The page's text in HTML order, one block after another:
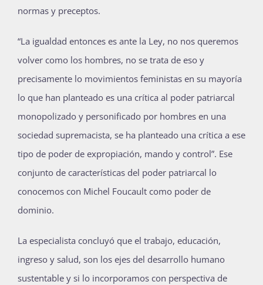
normas y preceptos.
“La igualdad entonces es ante la Ley, no nos queremos
volver como los hombres, no se trata de eso y
precisamente lo movimientos feministas en su mayoría
lo que han planteado es una crítica al poder patriarcal
monopolizado y personificado por hombres en una
sociedad supremacista, se ha planteado una crítica a ese
tipo de poder de expropiación, mando y control”. Ese
conjunto de características del poder patriarcal lo
conocemos con Michel Foucault como poder de
dominio.
La especialista concluyó que el trabajo, educación,
ingreso y salud, son los ejes del desarrollo humano
sustentable y si lo incorporamos con perspectiva de